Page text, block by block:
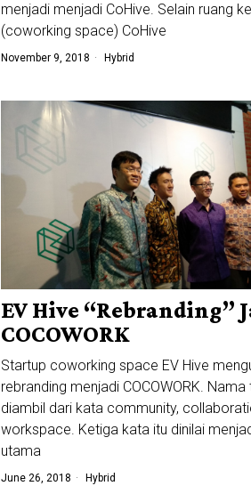
menjadi menjadi CoHive. Selain ruang
(coworking space) CoHive
November 9, 2018 Hybrid
EV Hive “Rebranding”
COCOWORK
Startup coworking space EV Hive
rebranding menjadi COCOWORK.
diambil dari kata community,
workspace. Ketiga kata itu dinilai
utama
June 26, 2018 Hybrid